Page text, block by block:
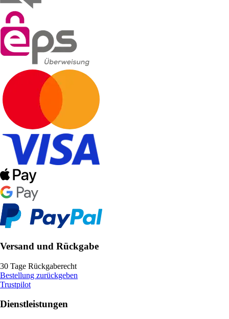
Versand und Rückgabe
30 Tage Rückgaberecht
Bestellung zurückgeben
Trustpilot
Dienstleistungen